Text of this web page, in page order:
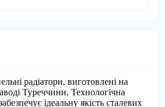
радіатори, виготовлені на
Туреччини. Технологічна
ідеальну якість сталевих